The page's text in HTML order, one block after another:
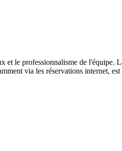
le professionnalisme de l'équipe.
via les réservations internet,